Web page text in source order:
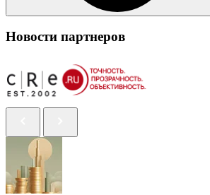
Новости партнеров